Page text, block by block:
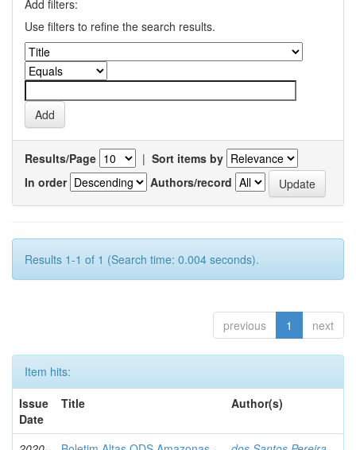
Add filters:
Use filters to refine the search results.
Results/Page | Sort items by
In order
Authors/record
Results 1-1 of 1 (Search time: 0.004 seconds).
previous 1 next
Item hits:
Issue
Date
Title Author(s)